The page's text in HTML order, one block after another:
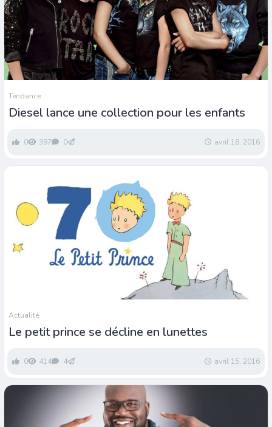
Tendance
Diesel lance une collection pour les enfants
0 397 0 avril 18, 2016
Actualité
Le petit prince se décline en lunettes
0 414 4 avril 15, 2016